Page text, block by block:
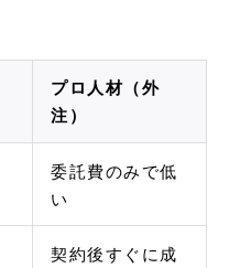
プロ人材（外
注）
委託費のみで低
い
契約後すぐに成